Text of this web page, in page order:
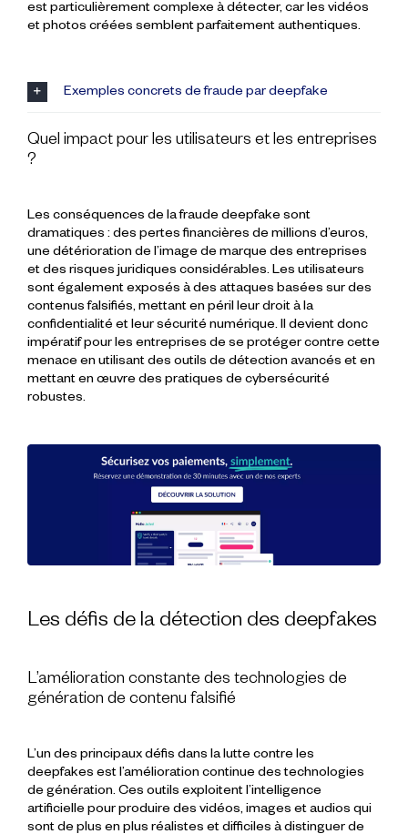
est particulièrement complexe à détecter, car les vidéos
et photos créées semblent parfaitement authentiques.
Exemples concrets de fraude par deepfake
Quel impact pour les utilisateurs et les entreprises
?
Les conséquences de la fraude deepfake sont
dramatiques : des pertes financières de millions d’euros,
une détérioration de l’image de marque des entreprises
et des risques juridiques considérables. Les utilisateurs
sont également exposés à des attaques basées sur des
contenus falsifiés, mettant en péril leur droit à la
confidentialité et leur sécurité numérique. Il devient donc
impératif pour les entreprises de se protéger contre cette
menace en utilisant des outils de détection avancés et en
mettant en œuvre des pratiques de cybersécurité
robustes.
Les défis de la détection des deepfakes
L’amélioration constante des technologies de
génération de contenu falsifié
L’un des principaux défis dans la lutte contre les
deepfakes est l’amélioration continue des technologies
de génération. Ces outils exploitent l’intelligence
artificielle pour produire des vidéos, images et audios qui
sont de plus en plus réalistes et difficiles à distinguer de